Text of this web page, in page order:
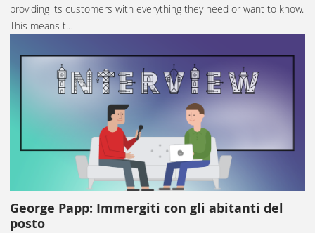
providing its customers with everything they need or want to know.
This means t…
George Papp: Immergiti con gli abitanti del
posto